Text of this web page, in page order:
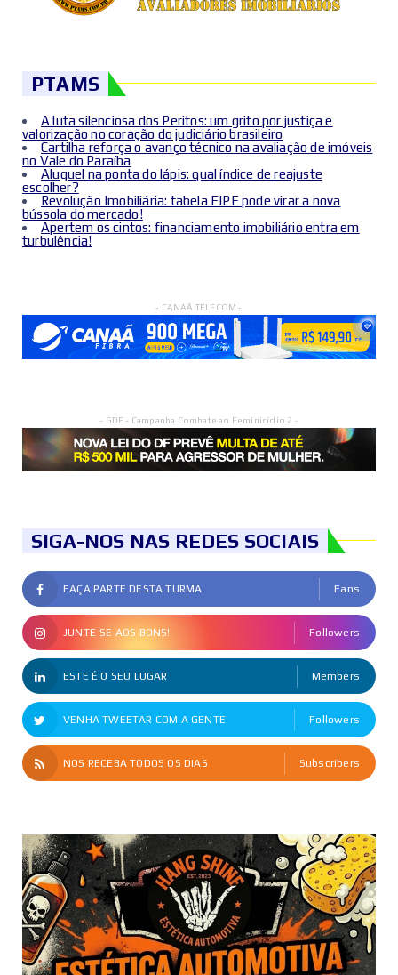
PTAMS
A luta silenciosa dos Peritos: um grito por justiça e
valorização no coração do judiciário brasileiro
Cartilha reforça o avanço técnico na avaliação de imóveis
no Vale do Paraíba
Aluguel na ponta do lápis: qual índice de reajuste
escolher?
Revolução Imobiliária: tabela FIPE pode virar a nova
bússola do mercado!
Apertem os cintos: financiamento imobiliário entra em
turbulência!
- CANAÃ TELECOM -
- GDF - Campanha Combate ao Feminicídio 2 -
SIGA-NOS NAS REDES SOCIAIS
FAÇA PARTE DESTA TURMA Fans
JUNTE-SE AOS BONS! Followers
ESTE É O SEU LUGAR Members
VENHA TWEETAR COM A GENTE! Followers
NOS RECEBA TODOS OS DIAS Subscribers